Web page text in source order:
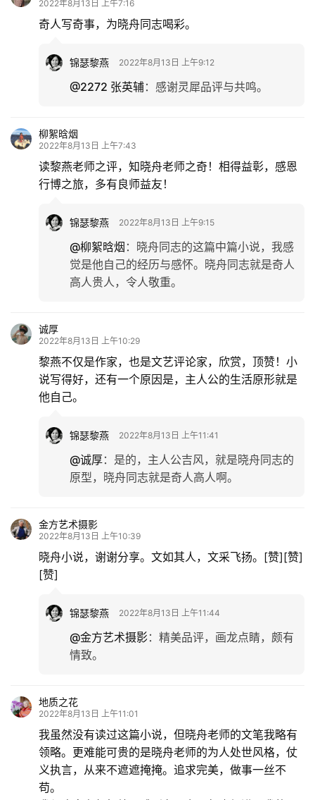
生
2022年8月13日 上午7:16
奇人写奇事，为晓舟同志喝彩。
锦瑟黎燕 2022年8月13日 上午9:12
@2272 张英辅： 感谢灵犀品评与共鸣。
柳絮晗烟
2022年8月13日 上午7:43
读黎燕老师之评，知晓舟老师之奇！相得益彰，感恩
行博之旅，多有良师益友！
锦瑟黎燕 2022年8月13日 上午9:15
@柳絮晗烟 ： 晓舟同志的这篇中篇小说，我感
觉是他自己的经历与感怀。晓舟同志就是奇人
高人贵人，令人敬重。
诚厚
2022年8月13日 上午10:29
黎燕不仅是作家，也是文艺评论家，欣赏，顶赞！小
说写得好，还有一个原因是，主人公的生活原形就是
他自己。
锦瑟黎燕 2022年8月13日 上午11:41
@诚厚： 是的，主人公吉风，就是晓舟同志的
原型，晓舟同志就是奇人高人啊。
金方艺术摄影
2022年8月13日 上午10:39
晓舟小说，谢谢分享。文如其人，文采飞扬。[赞][赞]
[赞]
锦瑟黎燕 2022年8月13日 上午11:44
@金方艺术摄影： 精美品评，画龙点睛，颇有
情致。
地质之花
2022年8月13日 上午11:01
我虽然没有读过这篇小说，但晓舟老师的文笔我略有
领略。更难能可贵的是晓舟老师的为人处世风格，仗
义执言，从来不遮遮掩掩。追求完美，做事一丝不
苟。